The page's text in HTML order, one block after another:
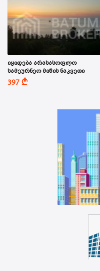
იყიდება არასასოფლო
სამეურნეო მიწის ნაკვეთი
397 A